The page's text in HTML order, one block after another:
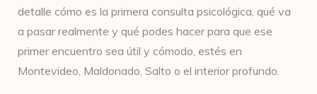
detalle cómo es la primera consulta psicológica, qué va
a pasar realmente y qué podes hacer para que ese
primer encuentro sea útil y cómodo, estés en
Montevideo, Maldonado, Salto o el interior profundo.